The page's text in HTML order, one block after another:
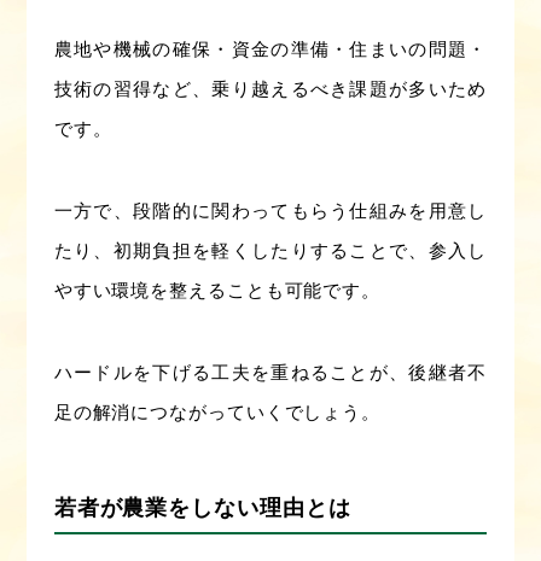
農地や機械の確保・資金の準備・住まいの問題・
技術の習得など、乗り越えるべき課題が多いため
です。
一方で、段階的に関わってもらう仕組みを用意し
たり、初期負担を軽くしたりすることで、参入し
やすい環境を整えることも可能です。
ハードルを下げる工夫を重ねることが、後継者不
足の解消につながっていくでしょう。
若者が農業をしない理由とは